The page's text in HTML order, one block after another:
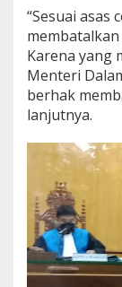
“Sesuai asas
Karena yang
Menteri
berhak
lanjutnya.